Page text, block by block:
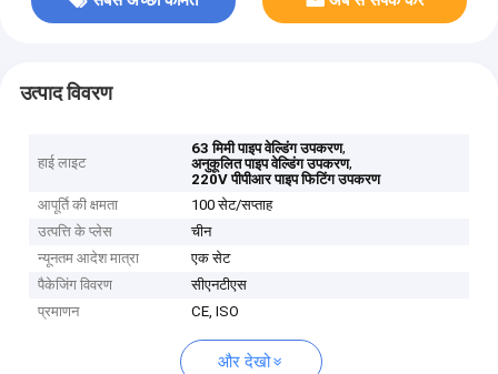
उत्पाद विवरण
हाई लाइट
63 मिमी पाइप वेल्डिंग उपकरण,
अनुकूलित पाइप वेल्डिंग उपकरण,
220V पीपीआर पाइप फिटिंग उपकरण
आपूर्ति की क्षमता
100 सेट/सप्ताह
उत्पत्ति के प्लेस
चीन
न्यूनतम आदेश मात्रा
एक सेट
पैकेजिंग विवरण
सीएनटीएस
प्रमाणन
CE, ISO
और देखो